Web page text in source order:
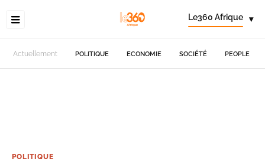
Le360 Afrique ▾
Actuellement POLITIQUE ECONOMIE SOCIÉTÉ PEOPLE
POLITIQUE